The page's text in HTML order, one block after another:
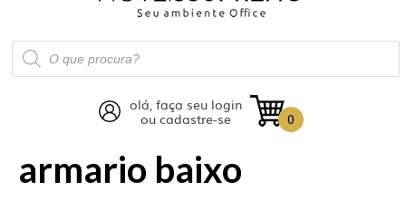
Pesquisar
produtos
0
olá, faça seu login
ou cadastre-se
armario baixo